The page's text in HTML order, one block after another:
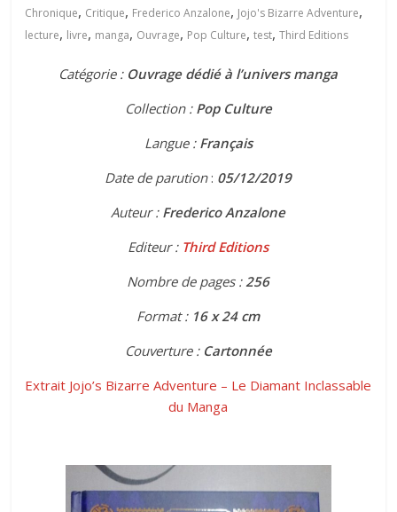
Chronique, Critique, Frederico Anzalone, Jojo's Bizarre Adventure,
lecture, livre, manga, Ouvrage, Pop Culture,test,Third Editions
Catégorie : Ouvrage dédié à l’univers manga
Collection : Pop Culture
Langue : Français
Date de parution: 05/12/2019
Auteur : Frederico Anzalone
Editeur : Third Editions
Nombre de pages : 256
Format : 16 x 24 cm
Couverture :Cartonnée
Extrait Jojo’s Bizarre Adventure – Le Diamant Inclassable
du Manga